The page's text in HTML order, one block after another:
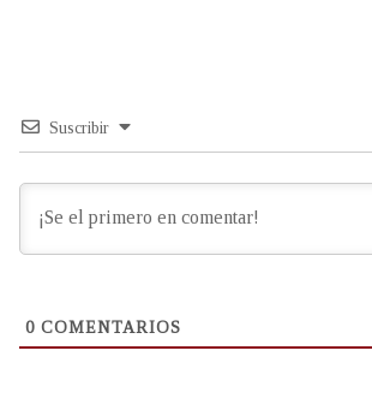
Suscribir
0 COMENTARIOS